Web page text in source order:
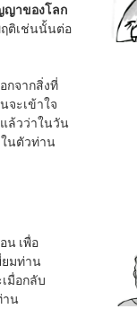
ญาของโลก
ฤติเช่นนั้นต่อ
กจากสิ่งที่
จะเข้าใจ
ล้วว่าในวัน
ในตัวท่าน
น เพื่อ
ยมท่าน
มื่อกลับ
าน